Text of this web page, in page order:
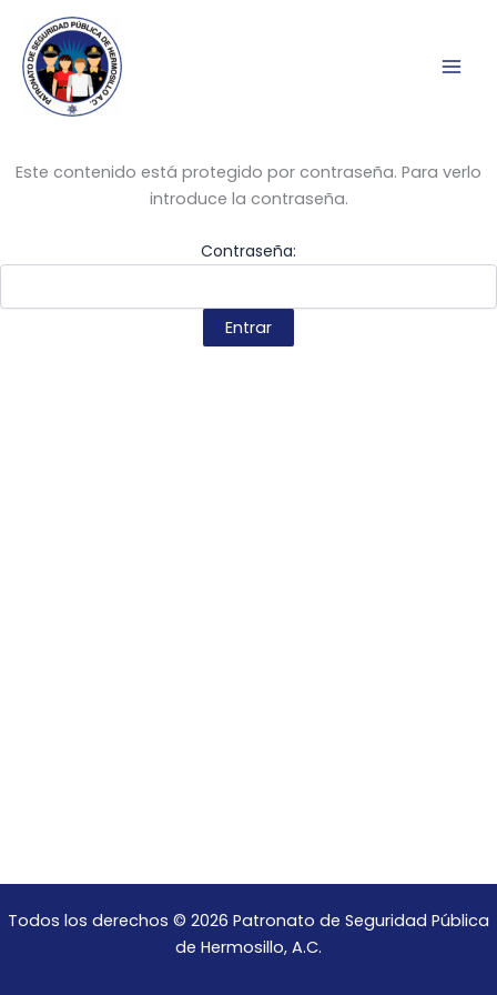
contenido
Este contenido está protegido por contraseña. Para verlo
introduce la contraseña.
Contraseña:
Todos los derechos © 2026 Patronato de Seguridad Pública
de Hermosillo, A.C.